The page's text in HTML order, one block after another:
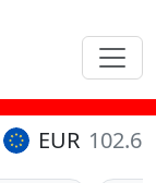
EUR 102.65